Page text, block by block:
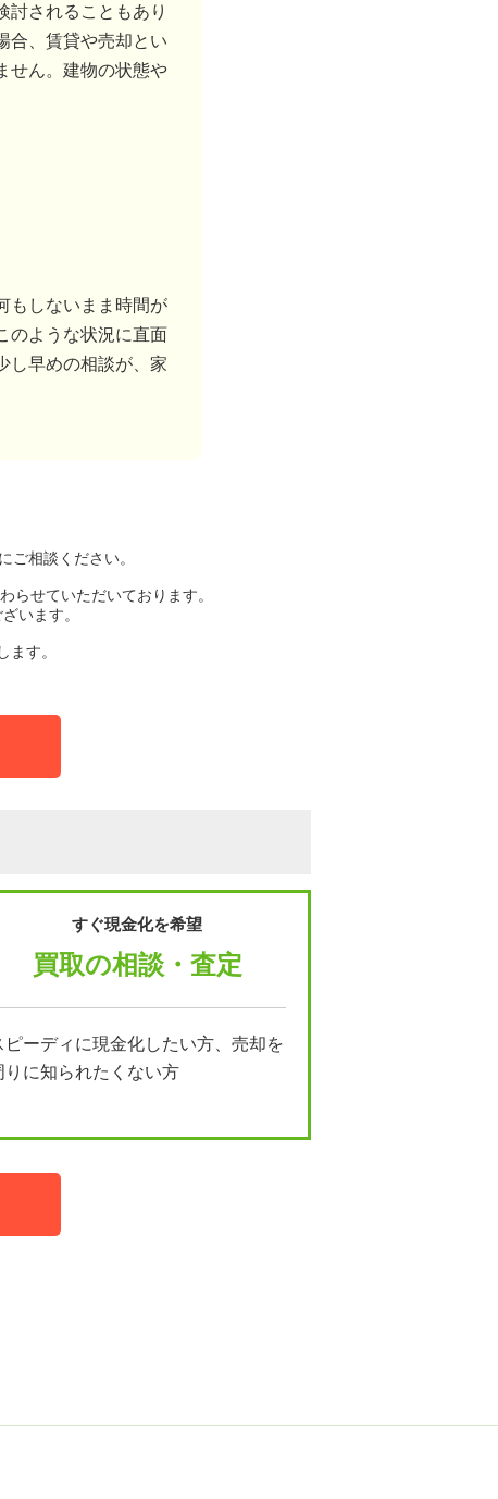
討されることもあり
合、賃貸や売却とい
せん。建物の状態や
もしないまま時間が
のような状況に直面
し早めの相談が、家
ご相談ください。
らせていただいております。
います。
す。
すぐ現金化を希望
買取の相談・査定
ピーディに現金化したい方、売却を
りに知られたくない方